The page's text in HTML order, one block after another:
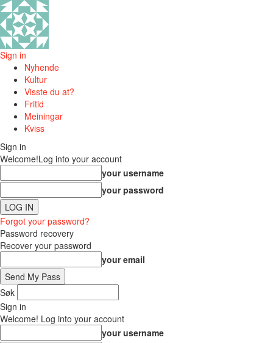
Sign in
Nyhende
Kultur
Visste du at?
Fritid
Meiningar
Kviss
Sign in
Welcome!Log into your account
your username
your password
Forgot your password?
Password recovery
Recover your password
your email
Søk
Sign in
Welcome! Log into your account
your username